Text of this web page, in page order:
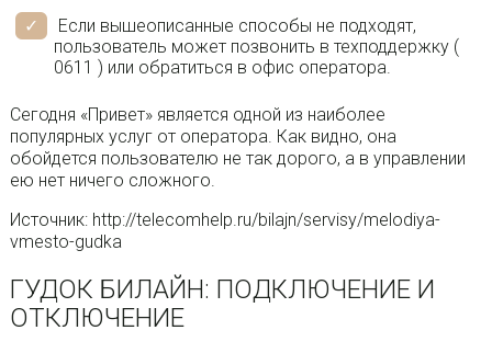
Если вышеописанные способы не подходят,
пользователь может позвонить в техподдержку (
0611 ) или обратиться в офис оператора.
Сегодня «Привет» является одной из наиболее
популярных услуг от оператора. Как видно, она
обойдется пользователю не так дорого, а в управлении
ею нет ничего сложного.
Источник: http://telecomhelp.ru/bilajn/servisy/melodiya-
vmesto-gudka
ГУДОК БИЛАЙН: ПОДКЛЮЧЕНИЕ И
ОТКЛЮЧЕНИЕ